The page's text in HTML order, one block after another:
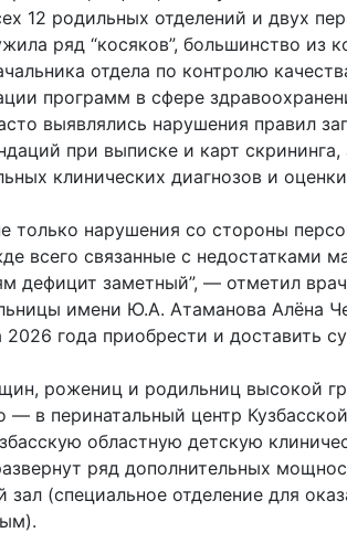
12 родильных отделений и двух
ряд “косяков”, большинство из
отдела по контролю
программ в сфере
выявлялись нарушения правил
при выписке и карт скрининга,
клинических диагнозов и
только нарушения со стороны
всего связанные с недостатками
дефицит заметный”, — отметил
имени Ю.А. Атаманова Алёна
года приобрести и доставить
рожениц и родильниц высокой
— в перинатальный центр
областную детскую
ряд дополнительных
(специальное отделение для